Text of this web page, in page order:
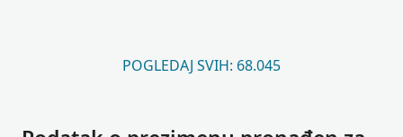
POGLEDAJ SVIH: 68.045